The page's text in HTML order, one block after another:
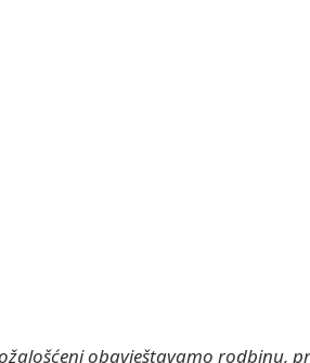
obavještavamo rodbinu,